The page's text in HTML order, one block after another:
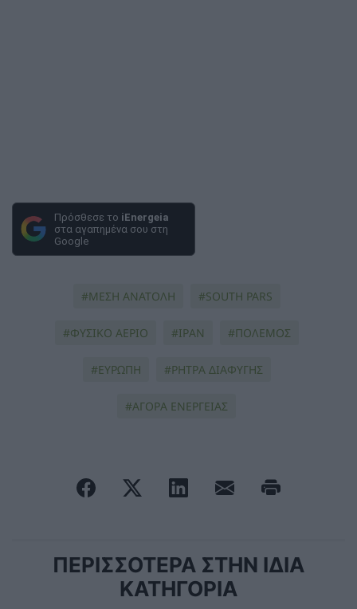
Πρόσθεσε το iEnergeia
στα αγαπημένα σου στη
Google
ΜΕΣΗ ΑΝΑΤΟΛΗ SOUTH PARS
ΦΥΣΙΚΟ ΑΕΡΙΟ ΙΡΑΝ ΠΟΛΕΜΟΣ
ΕΥΡΩΠΗ ΡΗΤΡΑ ΔΙΑΦΥΓΗΣ
ΑΓΟΡΑ ΕΝΕΡΓΕΙΑΣ
ΠΕΡΙΣΣΟΤΕΡΑ ΣΤΗΝ ΙΔΙΑ
ΚΑΤΗΓΟΡΙΑ